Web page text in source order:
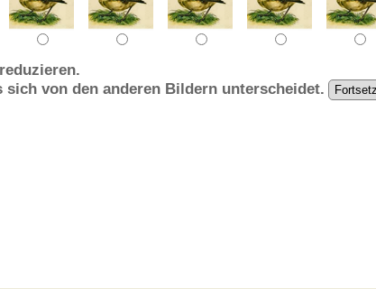
von den anderen Bildern unterscheidet.